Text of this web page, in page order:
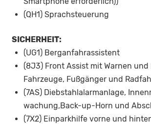
(QH1) Sprachsteuerung
SICHERHEIT:
(UG1) Berganfahrassistent
(8J3) Front Assist mit Warnen
Fahrzeuge, Fußgänger und
(7AS) Diebstahlalarmanlage,
wachung,Back-up-Horn und
(7X2) Einparkhilfe vorne und